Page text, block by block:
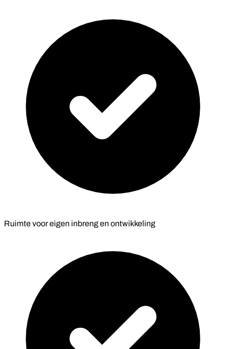
Ruimte voor eigen inbreng en ontwikkeling